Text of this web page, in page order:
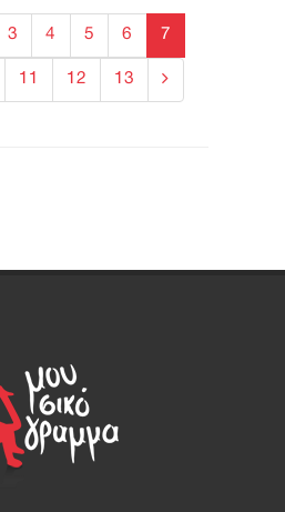
3 4 5 6 7
11 12 13